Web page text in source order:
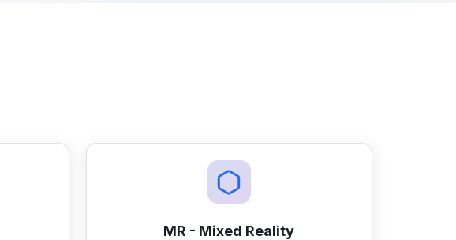
MR - Mixed Reality